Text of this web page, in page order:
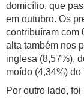
domicílio, que
em outubro. Os
contribuíram com
alta também nos
inglesa (8,57%),
moído (4,34%)
Por outro lado,